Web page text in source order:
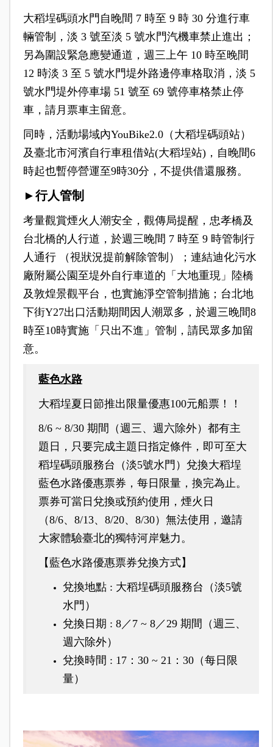
大稻埕碼頭水門自晚間 7 時至 9 時 30 分進行車
輛管制，淡 3 號至淡 5 號水門汽機車禁止進出；
另為圍設緊急應變通道，週三上午 10 時至晚間
12 時淡 3 至 5 號水門堤外路邊停車格取消，淡 5
號水門堤外停車場 51 號至 69 號停車格禁止停
車，請月票車主留意。
同時，活動場域內YouBike2.0（大稻埕碼頭站）
及臺北市河濱自行車租借站(大稻埕站)，自晚間6
時起也暫停營運至9時30分，不提供借還服務。
►行人管制
考量觀賞煙火人潮安全，觀傳局提醒，忠孝橋及
台北橋的人行道，於週三晚間 7 時至 9 時管制行
人通行 （視狀況提前解除管制）；連結迪化污水
廠附屬公園至堤外自行車道的「大地重現」陸橋
及敦煌景觀平台，也實施淨空管制措施；台北地
下街Y27出口活動期間因人潮眾多，於週三晚間8
時至10時實施「只出不進」管制，請民眾多加留
意。
藍色水路
大稻埕夏日節推出限量優惠100元船票！！
8/6 ~ 8/30 期間（週三、週六除外）都有主
題日，只要完成主題日指定條件，即可至大
稻埕碼頭服務台（淡5號水門）兌換大稻埕
藍色水路優惠票券，每日限量，換完為止。
票券可當日兌換或預約使用，煙火日
（8/6、8/13、8/20、8/30）無法使用，邀請
大家體驗臺北的獨特河岸魅力。
【藍色水路優惠票券兌換方式】
兌換地點 : 大稻埕碼頭服務台（淡5號
水門）
兌換日期 : 8／7 ~ 8／29 期間（週三、
週六除外）
兌換時間 : 17：30 ~ 21：30（每日限
量）